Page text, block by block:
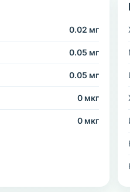
0.02 мг
0.05 мг
0.05 мг
0 мкг
0 мкг